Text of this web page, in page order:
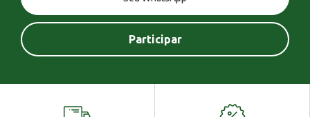
Você tem uma mensagem!